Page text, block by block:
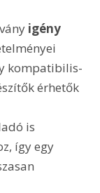
igény
kompatibilis-
érhetők
is
így egy